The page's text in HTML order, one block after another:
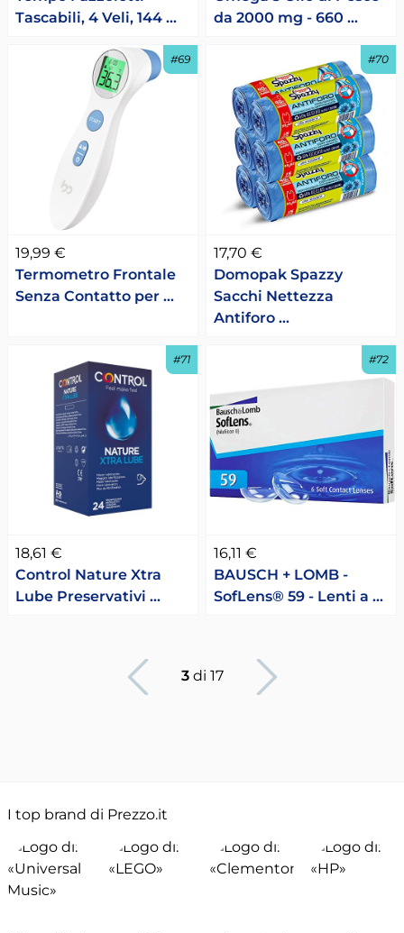
Tascabili, 4 Veli, 144 …
da 2000 mg - 660 …
#69
19,99 €
Termometro Frontale
Senza Contatto per …
#70
17,70 €
Domopak Spazzy
Sacchi Nettezza
Antiforo …
#71
18,61 €
Control Nature Xtra
Lube Preservativi …
#72
16,11 €
BAUSCH + LOMB -
SofLens® 59 - Lenti a …
Pagina precedente
3di 17
I top brand di Prezzo.it